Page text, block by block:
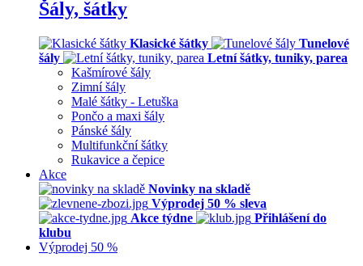
Šály, šátky
Klasické šátky
Tunelové
šály
Letní šátky, tuniky, parea
Kašmírové šály
Zimní šály
Malé šátky - Letuška
Pončo a maxi šály
Pánské šály
Multifunkční šátky
Rukavice a čepice
Akce
Novinky na skladě
Výprodej 50 % sleva
Akce týdne
Přihlášení do
klubu
Výprodej 50 %